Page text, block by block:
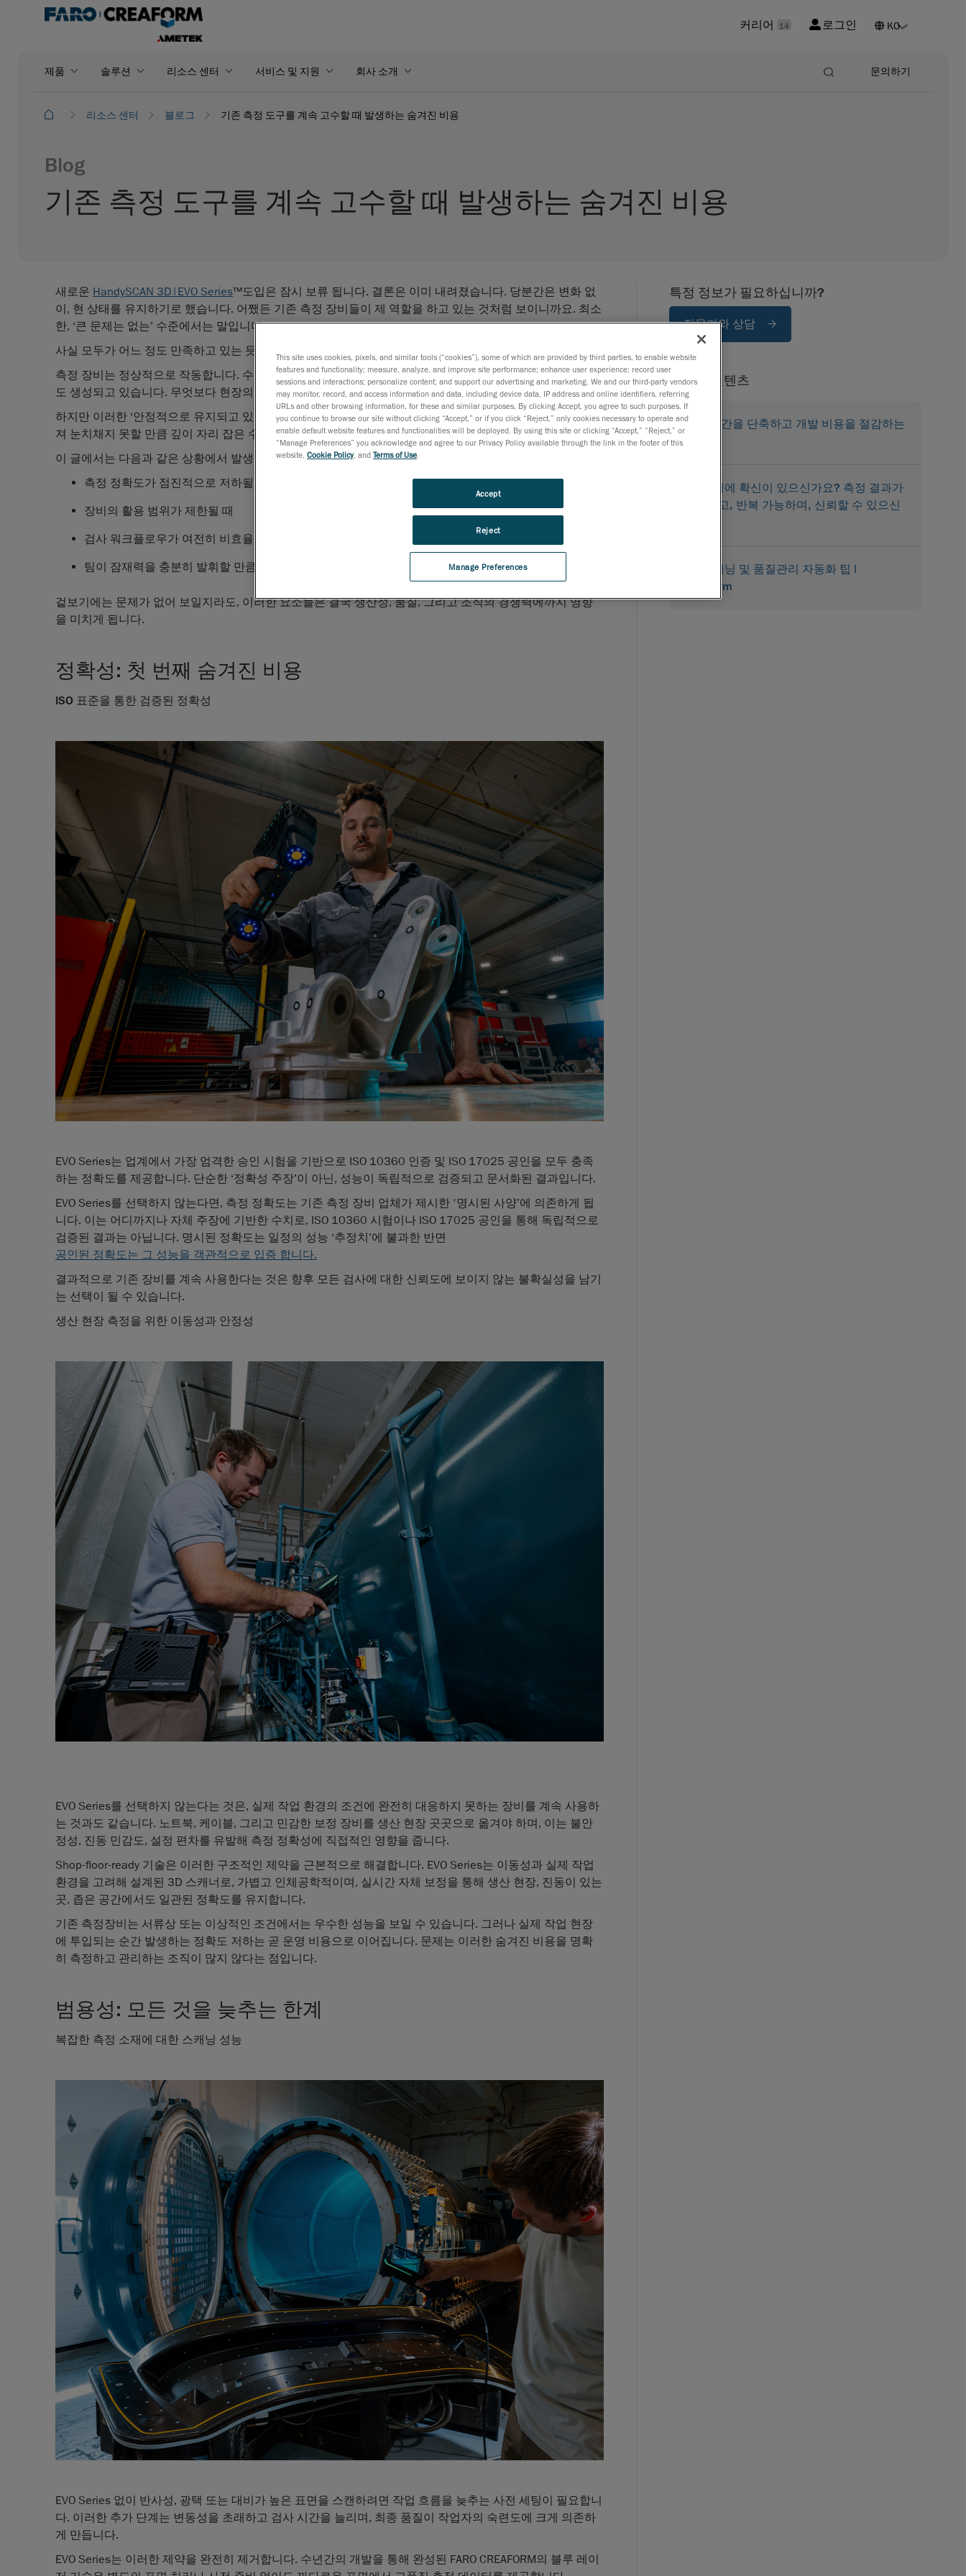
커리어 14 로그인
제품 솔루션 리소스 센터 서비스 및 지원 회사 소개 문의하기
리소스 센터 블로그 기존 측정 도구를 계속 고수할 때 발생하는 숨겨진 비용
Blog
기존 측정 도구를 계속 고수할 때 발생하는 숨겨진 비용
새로운 HandySCAN 3D|EVO Series™도입은 잠시 보류 됩니다. 결론은 이미 내려졌습니다. 당분간은 변화 없
이, 현 상태를 유지하기로 했습니다. 어쨌든 기존 측정 장비들이 제 역할을 하고 있는 것처럼 보이니까요. 최소
한, ‘큰 문제는 없는’ 수준에서는 말입니다.
사실 모두가 어느 정도 만족하고 있는 듯 보입니다. 모든 것이 문제없이 돌아가는 것처럼 느껴집니다.
측정 장비는 정상적으로 작동합니다. 수년간 그렇게 해왔고, 지금도 데이터는 수집되고 있으며, 검사 보고서
도 생성되고 있습니다. 무엇보다 현장의 기술자들이 생산을 이어갈 수 있습니다.
하지만 이러한 ‘안정적으로 유지되고 있다’는 안도감 이면에는 또 다른 현실이 존재합니다. 바로, 너무 익숙해
져 눈치채지 못할 만큼 깊이 자리 잡은 수많은 타협들입니다.
이 글에서는 다음과 같은 상황에서 발생하는 숨겨진 비용을 살펴보려 합니다.
측정 정확도가 점진적으로 저하될 때
장비의 활용 범위가 제한될 때
검사 워크플로우가 여전히 비효율적인 상태로 유지될 때
팀이 잠재력을 충분히 발휘할 만큼의 지원을 받지 못할 때
겉보기에는 문제가 없어 보일지라도, 이러한 요소들은 결국 생산성, 품질, 그리고 조직의 경쟁력에까지 영향
을 미치게 됩니다.
정확성: 첫 번째 숨겨진 비용
ISO 표준을 통한 검증된 정확성
EVO Series는 업계에서 가장 엄격한 승인 시험을 기반으로 ISO 10360 인증 및 ISO 17025 공인을 모두 충족
하는 정확도를 제공합니다. 단순한 ‘정확성 주장’이 아닌, 성능이 독립적으로 검증되고 문서화된 결과입니다.
EVO Series를 선택하지 않는다면, 측정 정확도는 기존 측정 장비 업체가 제시한 '명시된 사양’에 의존하게 됩
니다. 이는 어디까지나 자체 주장에 기반한 수치로, ISO 10360 시험이나 ISO 17025 공인을 통해 독립적으로
검증된 결과는 아닙니다. 명시된 정확도는 일정의 성능 ‘추정치’에 불과한 반면
공인된 정확도는 그 성능을 객관적으로 입증 합니다.
결과적으로 기존 장비를 계속 사용한다는 것은 향후 모든 검사에 대한 신뢰도에 보이지 않는 불확실성을 남기
는 선택이 될 수 있습니다.
생산 현장 측정을 위한 이동성과 안정성
EVO Series를 선택하지 않는다는 것은, 실제 작업 환경의 조건에 완전히 대응하지 못하는 장비를 계속 사용하
는 것과도 같습니다. 노트북, 케이블, 그리고 민감한 보정 장비를 생산 현장 곳곳으로 옮겨야 하며, 이는 불안
정성, 진동 민감도, 설정 편차를 유발해 측정 정확성에 직접적인 영향을 줍니다.
Shop-floor-ready 기술은 이러한 구조적인 제약을 근본적으로 해결합니다. EVO Series는 이동성과 실제 작업
환경을 고려해 설계된 3D 스캐너로, 가볍고 인체공학적이며, 실시간 자체 보정을 통해 생산 현장, 진동이 있는
곳, 좁은 공간에서도 일관된 정확도를 유지합니다.
기존 측정장비는 서류상 또는 이상적인 조건에서는 우수한 성능을 보일 수 있습니다. 그러나 실제 작업 현장
에 투입되는 순간 발생하는 정확도 저하는 곧 운영 비용으로 이어집니다. 문제는 이러한 숨겨진 비용을 명확
히 측정하고 관리하는 조직이 많지 않다는 점입니다.
범용성: 모든 것을 늦추는 한계
복잡한 측정 소재에 대한 스캐닝 성능
EVO Series 없이 반사성, 광택 또는 대비가 높은 표면을 스캔하려면 작업 흐름을 늦추는 사전 세팅이 필요합니
다. 이러한 추가 단계는 변동성을 초래하고 검사 시간을 늘리며, 최종 품질이 작업자의 숙련도에 크게 의존하
게 만듭니다.
EVO Series는 이러한 제약을 완전히 제거합니다. 수년간의 개발을 통해 완성된 FARO CREAFORM의 블루 레이
특정 정보가 필요하십니까?
전문가와 상담
관련된 컨텐츠
출시 기간을 단축하고 개발 비용을 절감하는
3D 측정에 확신이 있으신가요? 측정 결과가
정확하고, 반복 가능하며, 신뢰할 수 있으신
3D 스캐닝 및 품질관리 자동화 팁 |
Creaform
This site uses cookies, pixels, and similar tools (“cookies”), some of which are provided by third parties, to enable website
features and functionality; measure, analyze, and improve site performance; enhance user experience; record user
sessions and interactions; personalize content; and support our advertising and marketing. We and our third-party vendors
may monitor, record, and access information and data, including device data, IP address and online identifiers, referring
URLs and other browsing information, for these and similar purposes. By clicking Accept, you agree to such purposes. If
you continue to browse our site without clicking “Accept,” or if you click “Reject,” only cookies necessary to operate and
enable default website features and functionalities will be deployed. By using this site or clicking “Accept,” “Reject,” or
“Manage Preferences” you acknowledge and agree to our Privacy Policy available through the link in the footer of this
website, Cookie Policy, and Terms of Use
Manage Preferences
Reject
Accept